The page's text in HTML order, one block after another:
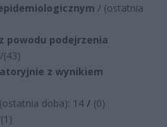
/ (ostatnia
powodu podejrzenia
/(43)
z wynikiem
(ostatnia doba): 14/ (0)